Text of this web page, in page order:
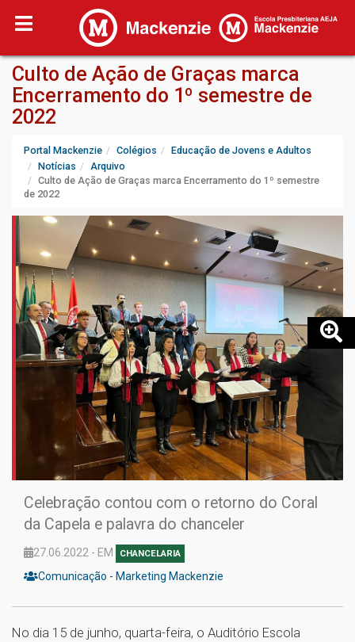
Culto de Ação de Graças marca
Encerramento do 1º semestre de
2022
Portal Mackenzie Colégios
Educação de Jovens e Adultos
Notícias
Arquivo
Culto de Ação de Graças marca Encerramento do 1º semestre
de 2022
Celebração contou com o retorno do Coral
da Capela e palavra do chanceler
27.06.2022 - EM CHANCELARIA
Comunicação - Marketing Mackenzie
No dia 15 de junho, quarta-feira, o Auditório Escola